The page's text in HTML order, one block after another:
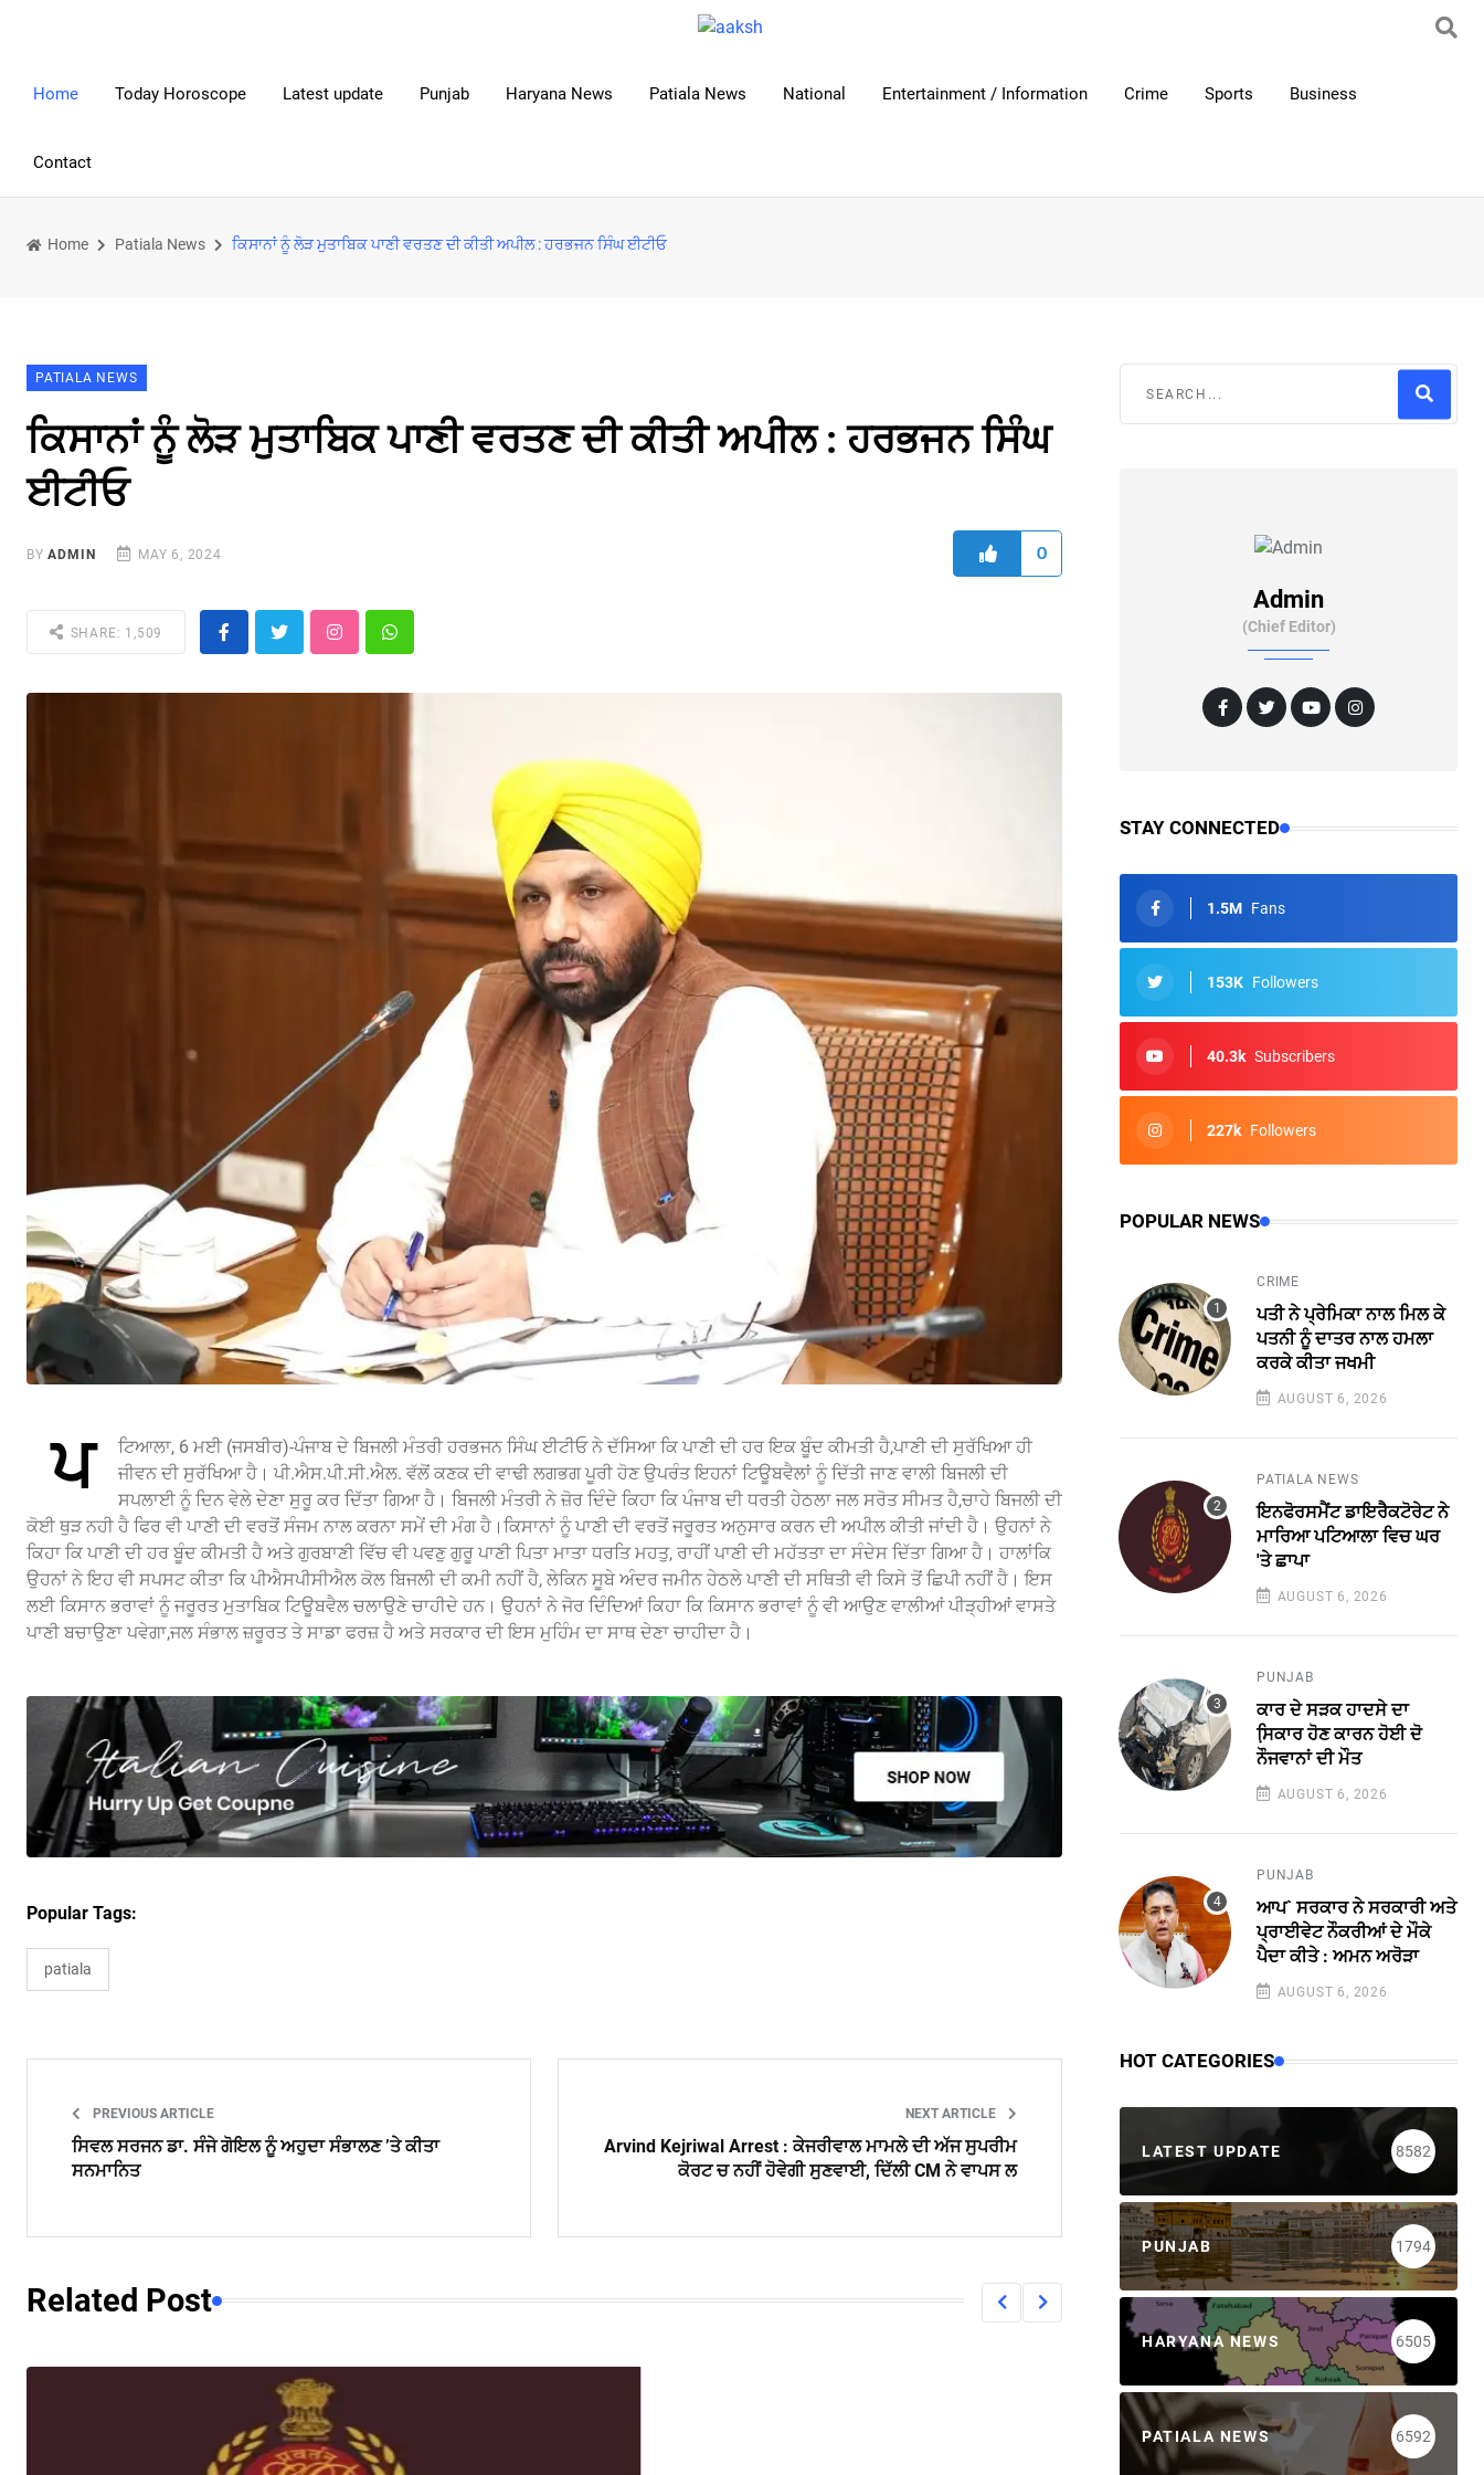
Home Today Horoscope Latest update Punjab Haryana News Patiala News National Entertainment / Information Crime Sports Business
Contact
Home Patiala News ਕਿਸਾਨਾਂ ਨੂੰ ਲੋੜ ਮੁਤਾਬਿਕ ਪਾਣੀ ਵਰਤਣ ਦੀ ਕੀਤੀ ਅਪੀਲ : ਹਰਭਜਨ ਸਿੰਘ ਈਟੀਓ
PATIALA NEWS
ਕਿਸਾਨਾਂ ਨੂੰ ਲੋੜ ਮੁਤਾਬਿਕ ਪਾਣੀ ਵਰਤਣ ਦੀ ਕੀਤੀ ਅਪੀਲ : ਹਰਭਜਨ ਸਿੰਘ
ਈਟੀਓ
BYADMIN MAY 6, 2024 0
SHARE: 1,509
ਪ
ਟਿਆਲਾ, 6 ਮਈ (ਜਸਬੀਰ)-ਪੰਜਾਬ ਦੇ ਬਿਜਲੀ ਮੰਤਰੀ ਹਰਭਜਨ ਸਿੰਘ ਈਟੀਓ ਨੇ ਦੱਸਿਆ ਕਿ ਪਾਣੀ ਦੀ ਹਰ ਇਕ ਬੂੰਦ ਕੀਮਤੀ ਹੈ,ਪਾਣੀ ਦੀ ਸੁਰੱਖਿਆ ਹੀ
ਜੀਵਨ ਦੀ ਸੁਰੱਖਿਆ ਹੈ। ਪੀ.ਐਸ.ਪੀ.ਸੀ.ਐਲ. ਵੱਲੋਂ ਕਣਕ ਦੀ ਵਾਢੀ ਲਗਭਗ ਪੂਰੀ ਹੋਣ ਉਪਰੰਤ ਇਹਨਾਂ ਟਿਊਬਵੈਲਾਂ ਨੂੰ ਦਿੱਤੀ ਜਾਣ ਵਾਲੀ ਬਿਜਲੀ ਦੀ
ਸਪਲਾਈ ਨੂੰ ਦਿਨ ਵੇਲੇ ਦੇਣਾ ਸੁਰੂ ਕਰ ਦਿੱਤਾ ਗਿਆ ਹੈ। ਬਿਜਲੀ ਮੰਤਰੀ ਨੇ ਜ਼ੋਰ ਦਿੰਦੇ ਕਿਹਾ ਕਿ ਪੰਜਾਬ ਦੀ ਧਰਤੀ ਹੇਠਲਾ ਜਲ ਸਰੋਤ ਸੀਮਤ ਹੈ,ਚਾਹੇ ਬਿਜਲੀ ਦੀ
ਕੋਈ ਥੁੜ ਨਹੀ ਹੈ ਫਿਰ ਵੀ ਪਾਣੀ ਦੀ ਵਰਤੋਂ ਸੰਜਮ ਨਾਲ ਕਰਨਾ ਸਮੇਂ ਦੀ ਮੰਗ ਹੈ।ਕਿਸਾਨਾਂ ਨੂੰ ਪਾਣੀ ਦੀ ਵਰਤੋਂ ਜਰੂਰਤ ਅਨੁਸਾਰ ਕਰਨ ਦੀ ਅਪੀਲ ਕੀਤੀ ਜਾਂਦੀ ਹੈ। ਉਹਨਾਂ ਨੇ
ਕਿਹਾ ਕਿ ਪਾਣੀ ਦੀ ਹਰ ਬੂੰਦ ਕੀਮਤੀ ਹੈ ਅਤੇ ਗੁਰਬਾਣੀ ਵਿੱਚ ਵੀ ਪਵਣੁ ਗੁਰੂ ਪਾਣੀ ਪਿਤਾ ਮਾਤਾ ਧਰਤਿ ਮਹਤੁ, ਰਾਹੀਂ ਪਾਣੀ ਦੀ ਮਹੱਤਤਾ ਦਾ ਸੰਦੇਸ ਦਿੱਤਾ ਗਿਆ ਹੈ। ਹਾਲਾਂਕਿ
ਉਹਨਾਂ ਨੇ ਇਹ ਵੀ ਸਪਸਟ ਕੀਤਾ ਕਿ ਪੀਐਸਪੀਸੀਐਲ ਕੋਲ ਬਿਜਲੀ ਦੀ ਕਮੀ ਨਹੀਂ ਹੈ, ਲੇਕਿਨ ਸੂਬੇ ਅੰਦਰ ਜਮੀਨ ਹੇਠਲੇ ਪਾਣੀ ਦੀ ਸਥਿਤੀ ਵੀ ਕਿਸੇ ਤੋਂ ਛਿਪੀ ਨਹੀਂ ਹੈ। ਇਸ
ਲਈ ਕਿਸਾਨ ਭਰਾਵਾਂ ਨੂੰ ਜਰੂਰਤ ਮੁਤਾਬਿਕ ਟਿਊਬਵੈਲ ਚਲਾਉਣੇ ਚਾਹੀਦੇ ਹਨ। ਉਹਨਾਂ ਨੇ ਜੋਰ ਦਿੰਦਿਆਂ ਕਿਹਾ ਕਿ ਕਿਸਾਨ ਭਰਾਵਾਂ ਨੂੰ ਵੀ ਆਉਣ ਵਾਲੀਆਂ ਪੀੜ੍ਹੀਆਂ ਵਾਸਤੇ
ਪਾਣੀ ਬਚਾਉਣਾ ਪਵੇਗਾ,ਜਲ ਸੰਭਾਲ ਜ਼ਰੂਰਤ ਤੇ ਸਾਡਾ ਫਰਜ਼ ਹੈ ਅਤੇ ਸਰਕਾਰ ਦੀ ਇਸ ਮੁਹਿੰਮ ਦਾ ਸਾਥ ਦੇਣਾ ਚਾਹੀਦਾ ਹੈ।
Popular Tags:
patiala
PREVIOUS ARTICLE
ਸਿਵਲ ਸਰਜਨ ਡਾ. ਸੰਜੇ ਗੋਇਲ ਨੂੰ ਅਹੁਦਾ ਸੰਭਾਲਣ ’ਤੇ ਕੀਤਾ
ਸਨਮਾਨਿਤ
NEXT ARTICLE
Arvind Kejriwal Arrest : ਕੇਜਰੀਵਾਲ ਮਾਮਲੇ ਦੀ ਅੱਜ ਸੁਪਰੀਮ
ਕੋਰਟ ਚ ਨਹੀਂ ਹੋਵੇਗੀ ਸੁਣਵਾਈ, ਦਿੱਲੀ CM ਨੇ ਵਾਪਸ ਲ
Related Post
Admin
(Chief Editor)
STAY CONNECTED
1.5M Fans
153K Followers
40.3k Subscribers
227k Followers
POPULAR NEWS
CRIME
ਪਤੀ ਨੇ ਪ੍ਰੇਮਿਕਾ ਨਾਲ ਮਿਲ ਕੇ
ਪਤਨੀ ਨੂੰ ਦਾਤਰ ਨਾਲ ਹਮਲਾ
ਕਰਕੇ ਕੀਤਾ ਜਖਮੀ
AUGUST 6, 2026
PATIALA NEWS
ਇਨਫੋਰਸਮੈਂਟ ਡਾਇਰੈਕਟੋਰੇਟ ਨੇ
ਮਾਰਿਆ ਪਟਿਆਲਾ ਵਿਚ ਘਰ
'ਤੇ ਛਾਪਾ
AUGUST 6, 2026
PUNJAB
ਕਾਰ ਦੇ ਸੜਕ ਹਾਦਸੇ ਦਾ
ਸਿ਼ਕਾਰ ਹੋਣ ਕਾਰਨ ਹੋਈ ਦੋ
ਨੌਜਵਾਨਾਂ ਦੀ ਮੌਤ
AUGUST 6, 2026
PUNJAB
ਆਪ` ਸਰਕਾਰ ਨੇ ਸਰਕਾਰੀ ਅਤੇ
ਪ੍ਰਾਈਵੇਟ ਨੌਕਰੀਆਂ ਦੇ ਮੌਕੇ
ਪੈਦਾ ਕੀਤੇ : ਅਮਨ ਅਰੋੜਾ
AUGUST 6, 2026
HOT CATEGORIES
LATEST UPDATE 8582
PUNJAB 1794
HARYANA NEWS 6505
PATIALA NEWS 6592